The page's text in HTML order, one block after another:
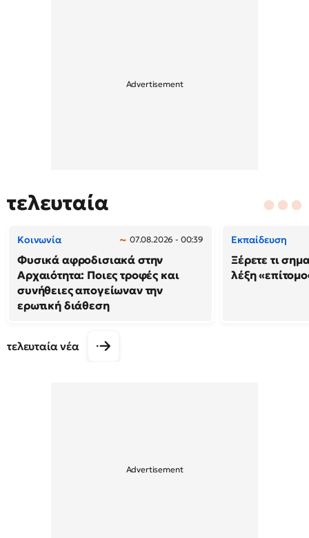
τελευταία
Κοινωνία 07.08.2026 - 00:39
Φυσικά αφροδισιακά στην
Αρχαιότητα: Ποιες τροφές και
συνήθειες απογείωναν την
ερωτική διάθεση
Εκπαίδευση
Ξέρετε τι
λέξη
τελευταία νέα